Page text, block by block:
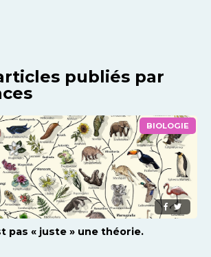
publiés par
BIOLOGIE
pas « juste » une théorie.